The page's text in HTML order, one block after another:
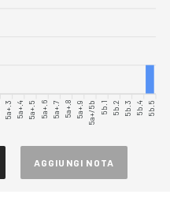
5a+.3 5a+.4 5a+.5 5a+.6 5a+.7 5a+.8 5a+.9 5a+/5b 5b.1 5b.2 5b.3 5b.4 5b.5
AGGIUNGI NOTA